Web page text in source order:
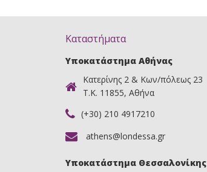
Καταστήματα
Υποκατάστημα Αθήνας
Κατερίνης 2 & Κων/πόλεως 23
Τ.Κ. 11855, Αθήνα
(+30) 210 4917210
athens@londessa.gr
Υποκατάστημα Θεσσαλονίκης